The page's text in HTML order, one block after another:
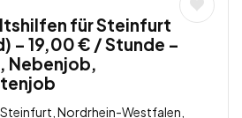
für Steinfurt
– 19,00 € / Stunde –
Nebenjob,
Nordrhein-Westfalen,